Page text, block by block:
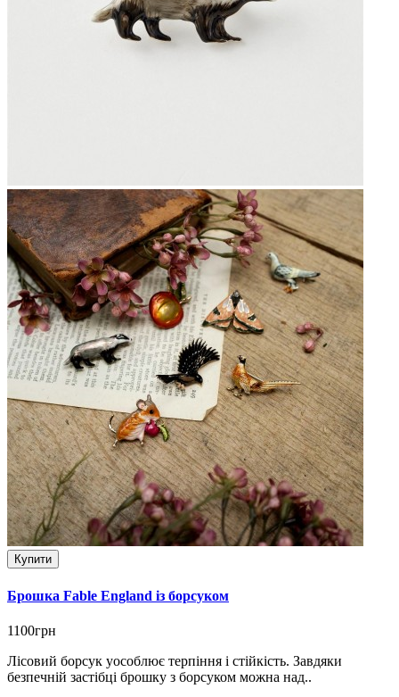
Купити
Брошка Fable England із борсуком
1100грн
Лісовий борсук уособлює терпіння і стійкість. Завдяки
безпечній застібці брошку з борсуком можна над..